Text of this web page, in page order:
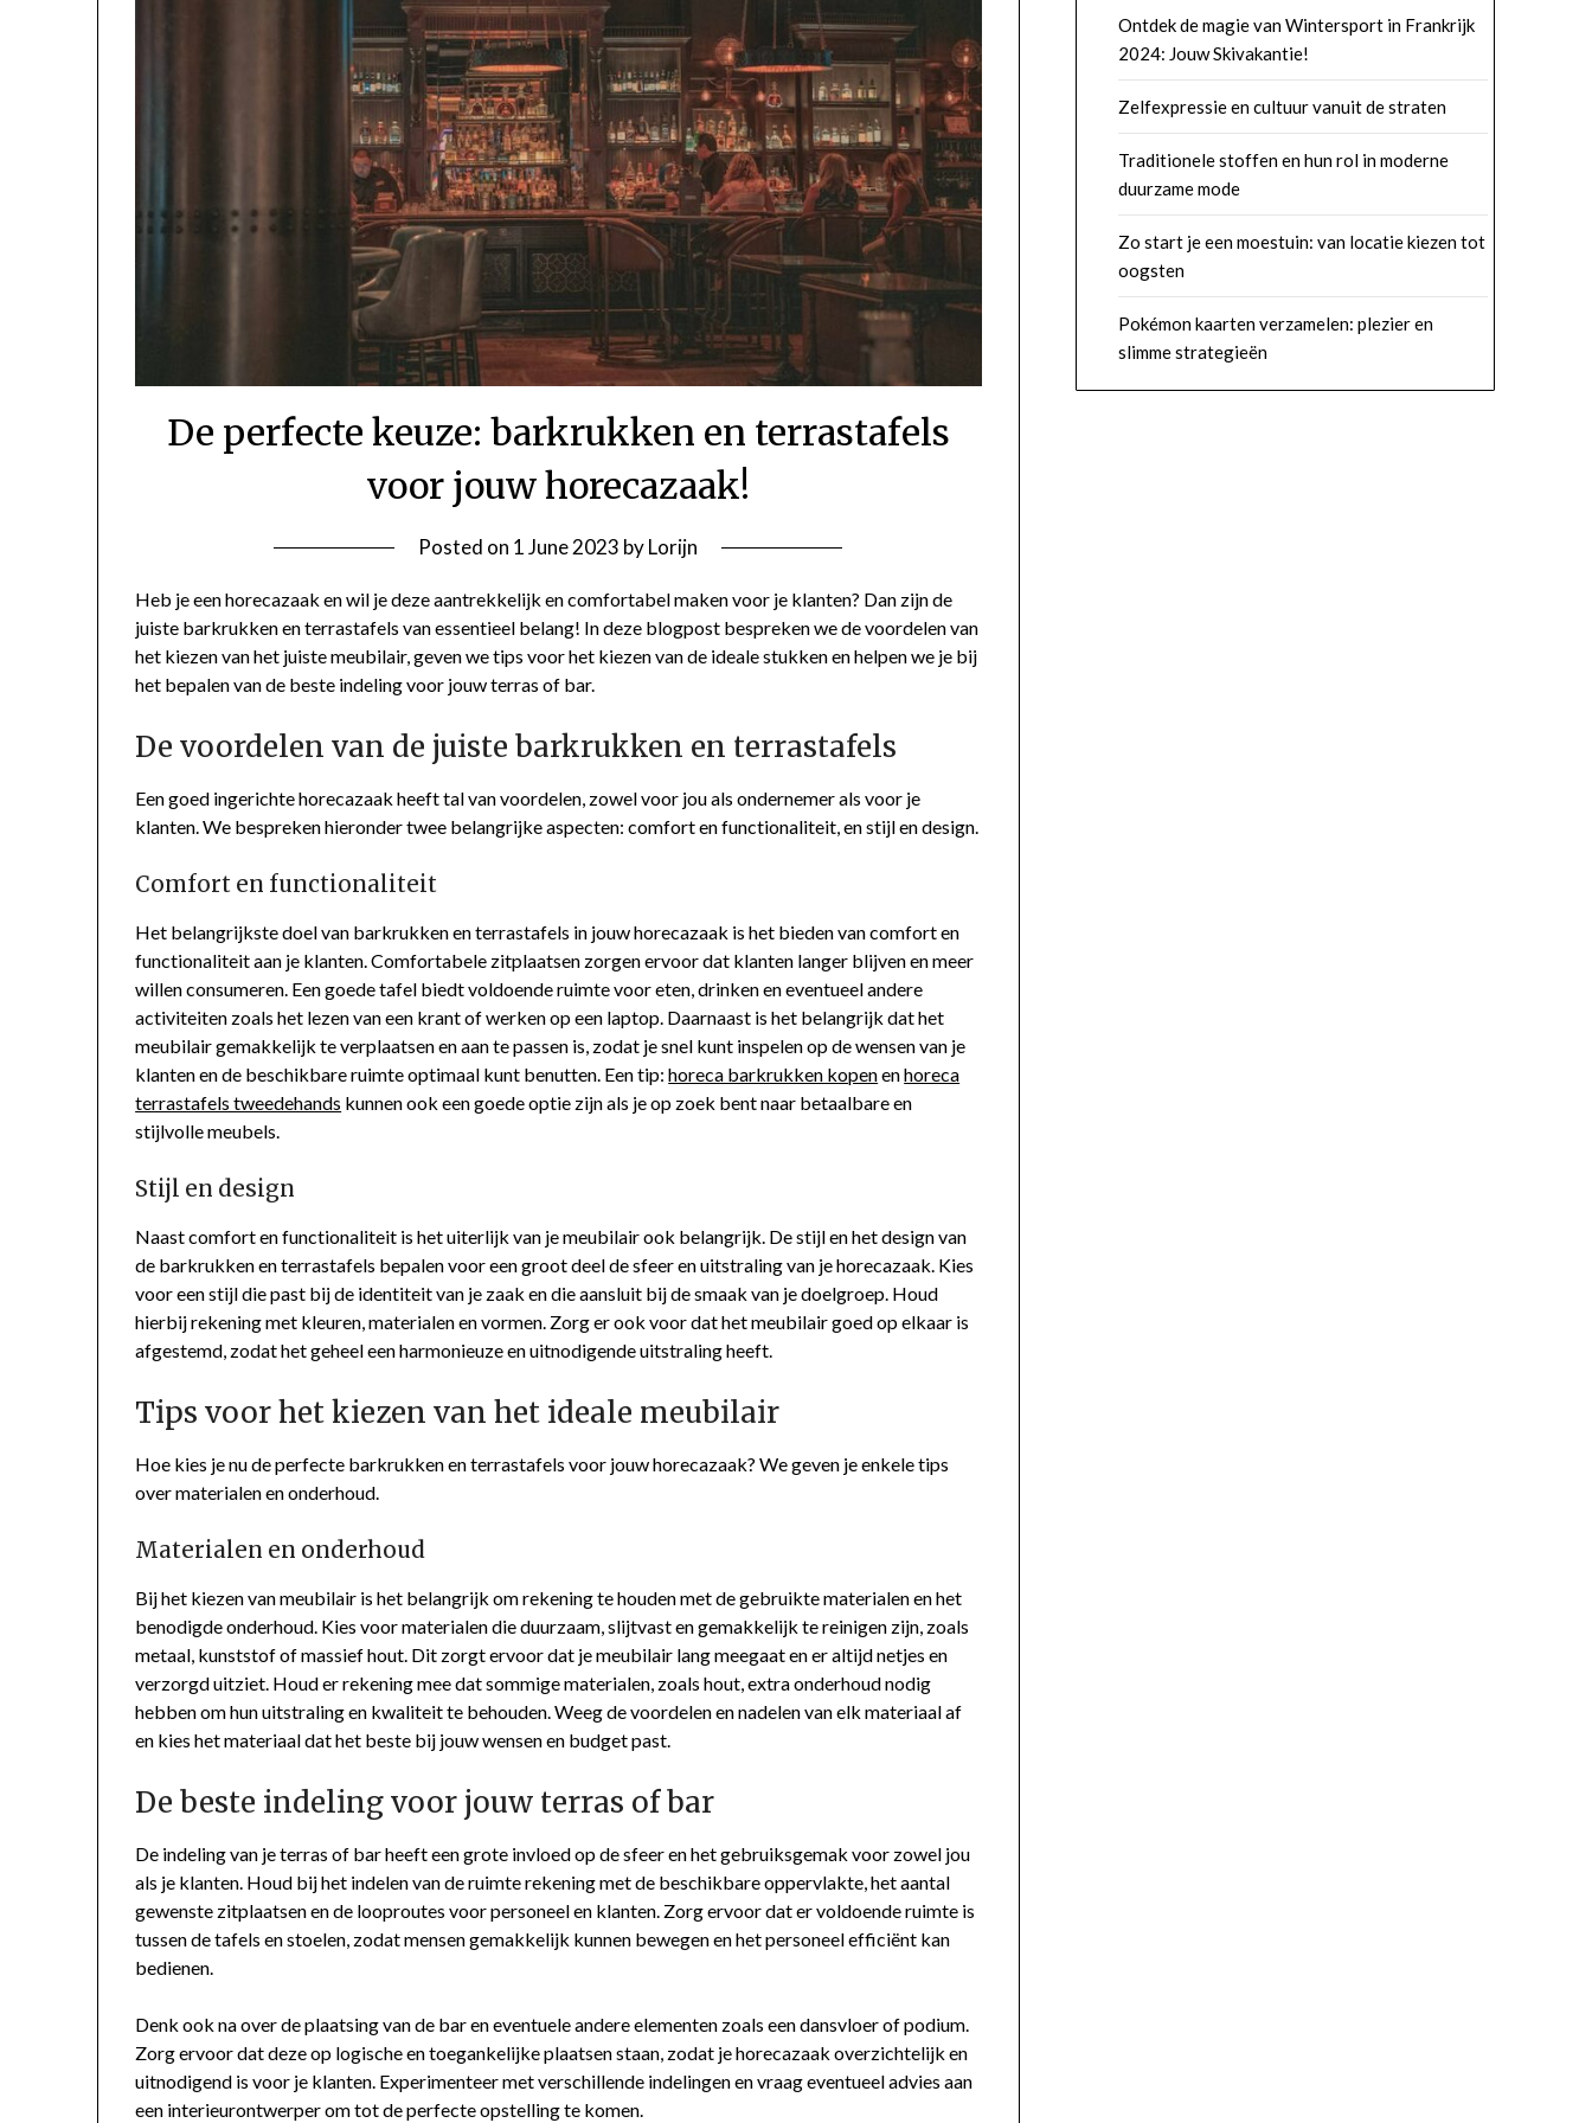
De perfecte keuze: barkrukken en terrastafels
voor jouw horecazaak!
Posted on 1 June 2023 byLorijn
Heb je een horecazaak en wil je deze aantrekkelijk en comfortabel maken voor je klanten? Dan zijn de
juiste barkrukken en terrastafels van essentieel belang! In deze blogpost bespreken we de voordelen van
het kiezen van het juiste meubilair, geven we tips voor het kiezen van de ideale stukken en helpen we je bij
het bepalen van de beste indeling voor jouw terras of bar.
De voordelen van de juiste barkrukken en terrastafels
Een goed ingerichte horecazaak heeft tal van voordelen, zowel voor jou als ondernemer als voor je
klanten. We bespreken hieronder twee belangrijke aspecten: comfort en functionaliteit, en stijl en design.
Comfort en functionaliteit
Het belangrijkste doel van barkrukken en terrastafels in jouw horecazaak is het bieden van comfort en
functionaliteit aan je klanten. Comfortabele zitplaatsen zorgen ervoor dat klanten langer blijven en meer
willen consumeren. Een goede tafel biedt voldoende ruimte voor eten, drinken en eventueel andere
activiteiten zoals het lezen van een krant of werken op een laptop. Daarnaast is het belangrijk dat het
meubilair gemakkelijk te verplaatsen en aan te passen is, zodat je snel kunt inspelen op de wensen van je
klanten en de beschikbare ruimte optimaal kunt benutten. Een tip:horeca barkrukken kopenenhoreca
terrastafels tweedehands kunnen ook een goede optie zijn als je op zoek bent naar betaalbare en
stijlvolle meubels.
Stijl en design
Naast comfort en functionaliteit is het uiterlijk van je meubilair ook belangrijk. De stijl en het design van
de barkrukken en terrastafels bepalen voor een groot deel de sfeer en uitstraling van je horecazaak. Kies
voor een stijl die past bij de identiteit van je zaak en die aansluit bij de smaak van je doelgroep. Houd
hierbij rekening met kleuren, materialen en vormen. Zorg er ook voor dat het meubilair goed op elkaar is
afgestemd, zodat het geheel een harmonieuze en uitnodigende uitstraling heeft.
Tips voor het kiezen van het ideale meubilair
Hoe kies je nu de perfecte barkrukken en terrastafels voor jouw horecazaak? We geven je enkele tips
over materialen en onderhoud.
Materialen en onderhoud
Bij het kiezen van meubilair is het belangrijk om rekening te houden met de gebruikte materialen en het
benodigde onderhoud. Kies voor materialen die duurzaam, slijtvast en gemakkelijk te reinigen zijn, zoals
metaal, kunststof of massief hout. Dit zorgt ervoor dat je meubilair lang meegaat en er altijd netjes en
verzorgd uitziet. Houd er rekening mee dat sommige materialen, zoals hout, extra onderhoud nodig
hebben om hun uitstraling en kwaliteit te behouden. Weeg de voordelen en nadelen van elk materiaal af
en kies het materiaal dat het beste bij jouw wensen en budget past.
De beste indeling voor jouw terras of bar
De indeling van je terras of bar heeft een grote invloed op de sfeer en het gebruiksgemak voor zowel jou
als je klanten. Houd bij het indelen van de ruimte rekening met de beschikbare oppervlakte, het aantal
gewenste zitplaatsen en de looproutes voor personeel en klanten. Zorg ervoor dat er voldoende ruimte is
tussen de tafels en stoelen, zodat mensen gemakkelijk kunnen bewegen en het personeel efficiënt kan
bedienen.
Denk ook na over de plaatsing van de bar en eventuele andere elementen zoals een dansvloer of podium.
Zorg ervoor dat deze op logische en toegankelijke plaatsen staan, zodat je horecazaak overzichtelijk en
uitnodigend is voor je klanten. Experimenteer met verschillende indelingen en vraag eventueel advies aan
een interieurontwerper om tot de perfecte opstelling te komen.
Ontdek de magie van Wintersport in Frankrijk
2024: Jouw Skivakantie!
Zelfexpressie en cultuur vanuit de straten
Traditionele stoffen en hun rol in moderne
duurzame mode
Zo start je een moestuin: van locatie kiezen tot
oogsten
Pokémon kaarten verzamelen: plezier en
slimme strategieën